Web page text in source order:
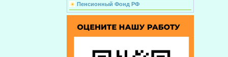
Пенсионный Фонд РФ